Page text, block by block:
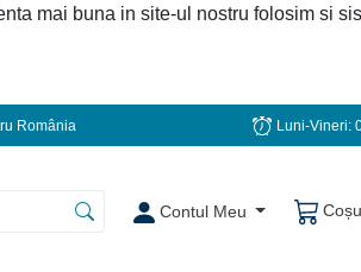
mai buna in site-ul nostru folosim si
România Luni-Vineri:
Contul Meu